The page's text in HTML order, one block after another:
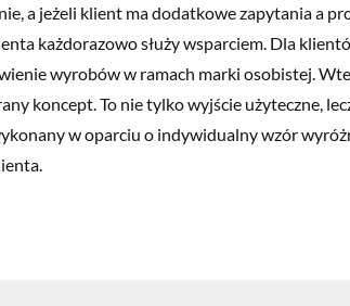
a jeżeli klient ma dodatkowe zapytania a
każdorazowo służy wsparciem. Dla
wyrobów w ramach marki osobistej.
koncept. To nie tylko wyjście użyteczne,
w oparciu o indywidualny wzór